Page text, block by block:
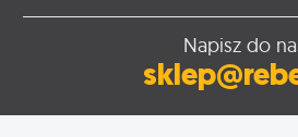
Napisz do